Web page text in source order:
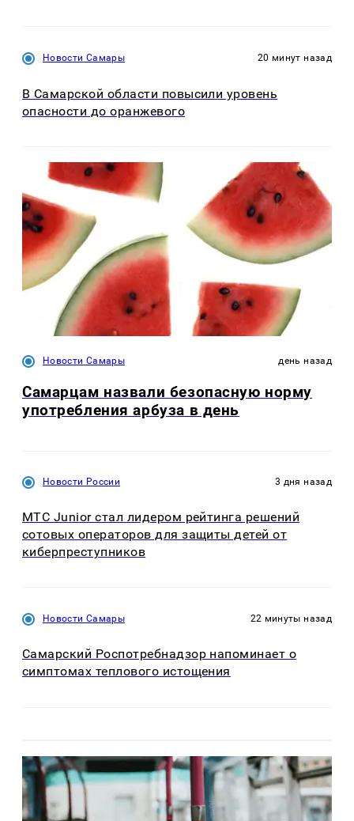
Новости Самары 20 минут назад
В Самарской области повысили уровень
опасности до оранжевого
Новости Самары день назад
Самарцам назвали безопасную норму
употребления арбуза в день
Новости России 3 дня назад
МТС Junior стал лидером рейтинга решений
сотовых операторов для защиты детей от
киберпреступников
Новости Самары 22 минуты назад
Самарский Роспотребнадзор напоминает о
симптомах теплового истощения